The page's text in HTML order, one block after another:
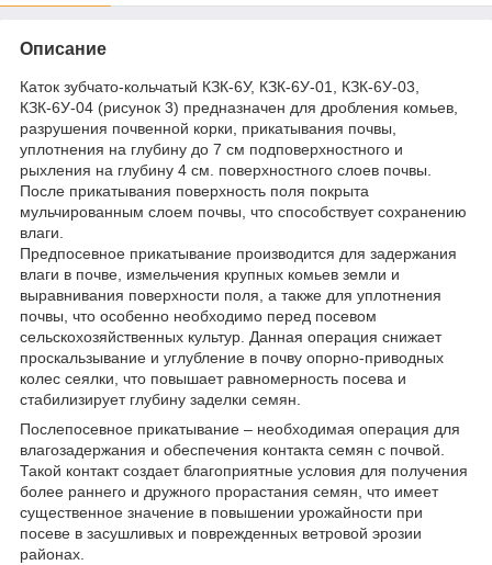
Описание
Каток зубчато-кольчатый КЗК-6У, КЗК-6У-01, КЗК-6У-03,
КЗК-6У-04 (рисунок 3) предназначен для дробления комьев,
разрушения почвенной корки, прикатывания почвы,
уплотнения на глубину до 7 см подповерхностного и
рыхления на глубину 4 см. поверхностного слоев почвы.
После прикатывания поверхность поля покрыта
мульчированным слоем почвы, что способствует сохранению
влаги.
Предпосевное прикатывание производится для задержания
влаги в почве, измельчения крупных комьев земли и
выравнивания поверхности поля, а также для уплотнения
почвы, что особенно необходимо перед посевом
сельскохозяйственных культур. Данная операция снижает
проскальзывание и углубление в почву опорно-приводных
колес сеялки, что повышает равномерность посева и
стабилизирует глубину заделки семян.
Послепосевное прикатывание – необходимая операция для
влагозадержания и обеспечения контакта семян с почвой.
Такой контакт создает благоприятные условия для получения
более раннего и дружного прорастания семян, что имеет
существенное значение в повышении урожайности при
посеве в засушливых и поврежденных ветровой эрозии
районах.